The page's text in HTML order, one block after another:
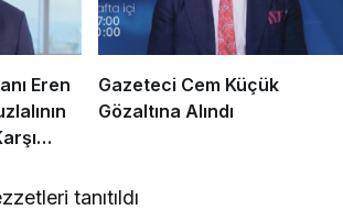
Eren
Gazeteci Cem Küçük
Gözaltına Alındı
tanıtıldı